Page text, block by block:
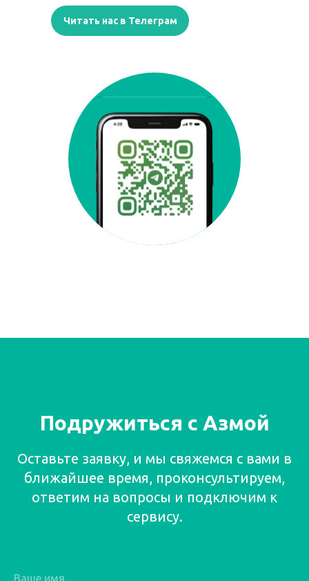
Читать нас в Телеграм
Подружиться с Азмой
Оставьте заявку, и мы свяжемся с вами в
ближайшее время, проконсультируем,
ответим на вопросы и подключим к
сервису.